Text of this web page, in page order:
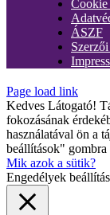
Cookie
ÁSZF
Page load link
Kedves Látogató!
fokozásának
használatával ön a
beállítások" gombra
Mik azok a sütik?
Engedélyek